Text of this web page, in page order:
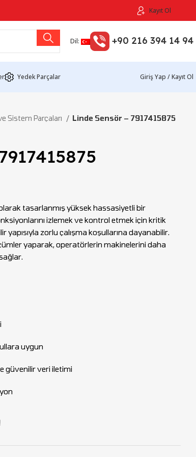
Kayıt Ol
Dil: +90 216 394 14 94
Yedek Parçalar Giriş Yap / Kayıt Ol
Sistem Parçaları Linde Sensör – 7917415875
tasarlanmış yüksek hassasiyetli bir
izlemek ve kontrol etmek için kritik
zorlu çalışma koşullarına dayanabilir.
yaparak, operatörlerin makinelerini daha
uygun
güvenilir veri iletimi